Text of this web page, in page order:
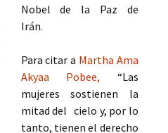
Nobel de la Paz de
Irán.
Para citar a Martha Ama
Akyaa Pobee, “Las
mujeres sostienen la
mitad del cielo y, por lo
tanto, tienen el derecho